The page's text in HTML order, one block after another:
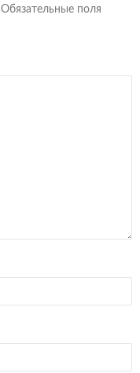
Обязательные поля